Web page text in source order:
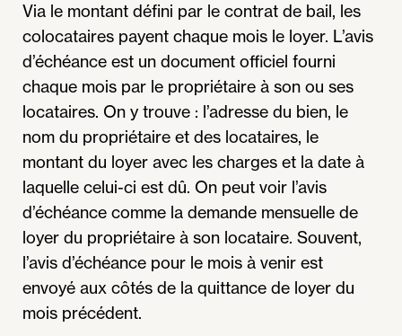
Via le montant défini par le contrat de bail, les
colocataires payent chaque mois le loyer. L’avis
d’échéance est un document officiel fourni
chaque mois par le propriétaire à son ou ses
locataires. On y trouve : l’adresse du bien, le
nom du propriétaire et des locataires, le
montant du loyer avec les charges et la date à
laquelle celui-ci est dû. On peut voir l’avis
d’échéance comme la demande mensuelle de
loyer du propriétaire à son locataire. Souvent,
l’avis d’échéance pour le mois à venir est
envoyé aux côtés de la quittance de loyer du
mois précédent.